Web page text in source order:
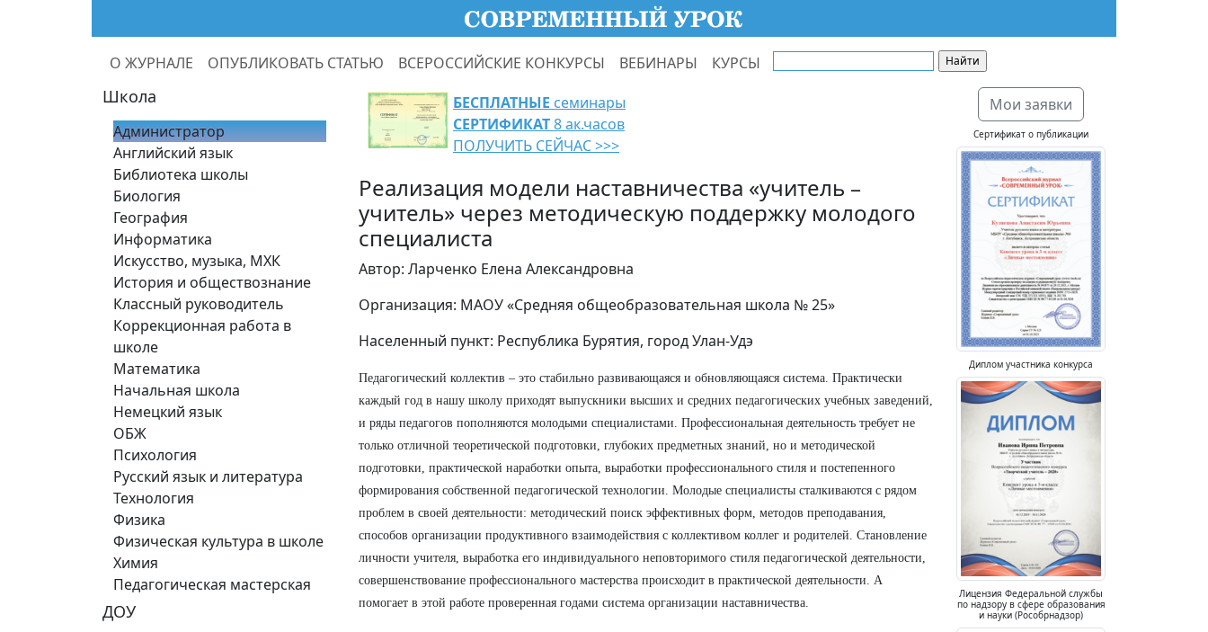
О ЖУРНАЛЕ ОПУБЛИКОВАТЬ СТАТЬЮ ВСЕРОССИЙСКИЕ КОНКУРСЫ ВЕБИНАРЫ КУРСЫ
Школа
Администратор
Английский язык
Библиотека школы
Биология
География
Информатика
Искусство, музыка, МХК
История и обществознание
Классный руководитель
Коррекционная работа в
школе
Математика
Начальная школа
Немецкий язык
ОБЖ
Психология
Русский язык и литература
Технология
Физика
Физическая культура в школе
Химия
Педагогическая мастерская
ДОУ
БЕСПЛАТНЫЕ семинары
СЕРТИФИКАТ8 ак.часов
ПОЛУЧИТЬ СЕЙЧАС >>>
Реализация модели наставничества «учитель –
учитель» через методическую поддержку молодого
специалиста
Автор: Ларченко Елена Александровна
Организация: МАОУ «Средняя общеобразовательная школа № 25»
Населенный пункт: Республика Бурятия, город Улан-Удэ
Педагогический коллектив – это стабильно развивающаяся и обновляющаяся система. Практически
каждый год в нашу школу приходят выпускники высших и средних педагогических учебных заведений,
и ряды педагогов пополняются молодыми специалистами. Профессиональная деятельность требует не
только отличной теоретической подготовки, глубоких предметных знаний, но и методической
подготовки, практической наработки опыта, выработки профессионального стиля и постепенного
формирования собственной педагогической технологии. Молодые специалисты сталкиваются с рядом
проблем в своей деятельности: методический поиск эффективных форм, методов преподавания,
способов организации продуктивного взаимодействия с коллективом коллег и родителей. Становление
личности учителя, выработка его индивидуального неповторимого стиля педагогической деятельности,
совершенствование профессионального мастерства происходит в практической деятельности. А
помогает в этой работе проверенная годами система организации наставничества.
Мои заявки
Сертификат о публикации
Диплом участника конкурса
Лицензия Федеральной службы
по надзору в сфере образования
и науки (Рособрнадзор)